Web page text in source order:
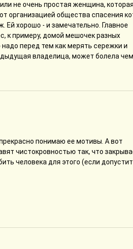
не очень простая женщина, которая
организацией общества спасения
Ей хорошо - и замечательно. Главное
к примеру, домой мешочек разных
перед тем как мерять сережки и
владелица, может болела
понимаю ее мотивы. А вот
чистокровностью так, что
человека для этого (если